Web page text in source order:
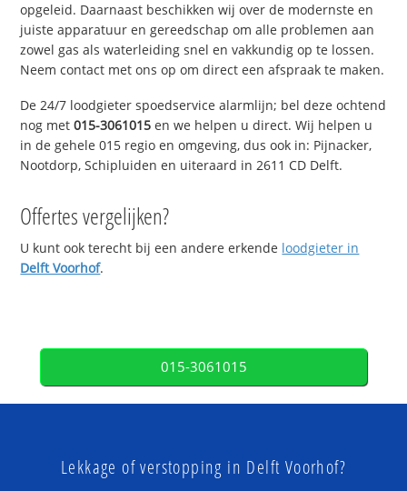
opgeleid. Daarnaast beschikken wij over de modernste en
juiste apparatuur en gereedschap om alle problemen aan
zowel gas als waterleiding snel en vakkundig op te lossen.
Neem contact met ons op om direct een afspraak te maken.
De 24/7 loodgieter spoedservice alarmlijn; bel deze ochtend
nog met015-3061015 en we helpen u direct. Wij helpen u
in de gehele 015 regio en omgeving, dus ook in: Pijnacker,
Nootdorp, Schipluiden en uiteraard in 2611 CD Delft.
Offertes vergelijken?
U kunt ook terecht bij een andere erkende loodgieter in
Delft Voorhof.
015-3061015
Lekkage of verstopping in Delft Voorhof?